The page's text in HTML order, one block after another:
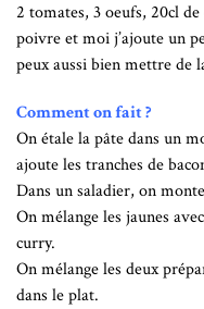
2 tomates, 3 oeufs, 20cl
poivre et moi j’ajoute un
peux aussi bien mettre de
Comment on fait ?
Onétale la pâte dans un
ajoute les tranches de
Dans un saladier, on
On mélange les jaunes
curry.
On mélange les deux
dans le plat.